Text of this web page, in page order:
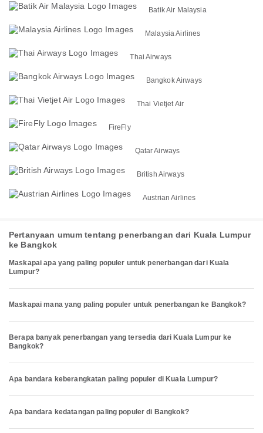
Batik Air Malaysia
Malaysia Airlines
Thai Airways
Bangkok Airways
Thai Vietjet Air
FireFly
Qatar Airways
British Airways
Austrian Airlines
Pertanyaan umum tentang penerbangan dari Kuala Lumpur
ke Bangkok
Maskapai apa yang paling populer untuk penerbangan dari Kuala
Lumpur?
Maskapai mana yang paling populer untuk penerbangan ke Bangkok?
Berapa banyak penerbangan yang tersedia dari Kuala Lumpur ke
Bangkok?
Apa bandara keberangkatan paling populer di Kuala Lumpur?
Apa bandara kedatangan paling populer di Bangkok?